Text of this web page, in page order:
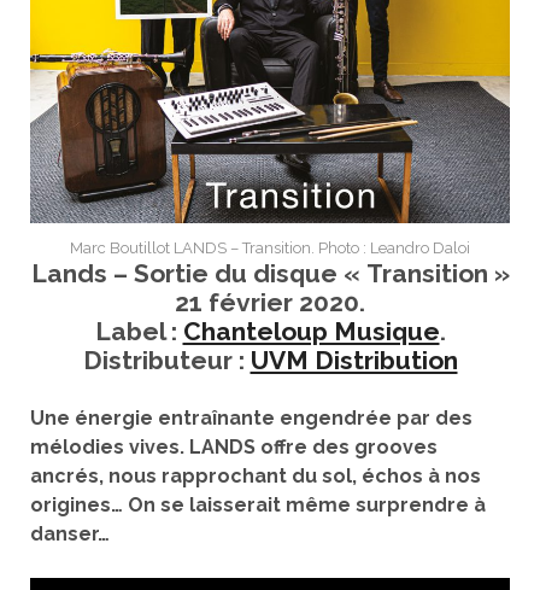
Marc Boutillot LANDS – Transition. Photo : Leandro Daloi
Lands – Sortie du disque « Transition »
21 février 2020.
Label : Chanteloup Musique.
Distributeur : UVM Distribution
Une énergie entraînante engendrée par des
mélodies vives. LANDS offre des grooves
ancrés, nous rapprochant du sol, échos à nos
origines… On se laisserait même surprendre à
danser…